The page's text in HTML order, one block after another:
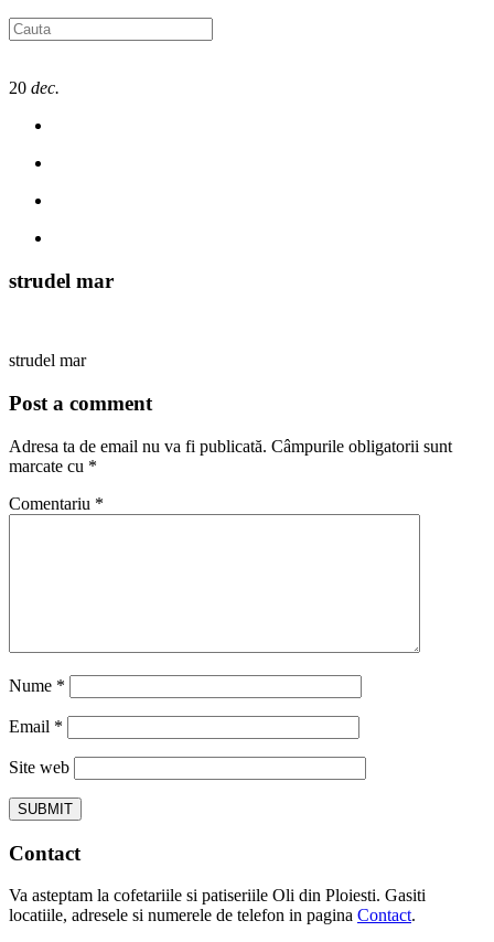
20 dec.
strudel mar
strudel mar
Post a comment
Adresa ta de email nu va fi publicată. Câmpurile obligatorii sunt
marcate cu *
Comentariu *
Nume *
Email *
Site web
Contact
Va asteptam la cofetariile si patiseriile Oli din Ploiesti. Gasiti
locatiile, adresele si numerele de telefon in pagina Contact.